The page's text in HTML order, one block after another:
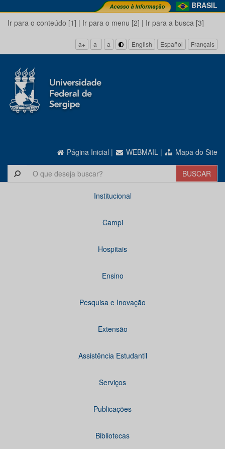
BRASIL
Ir para o conteúdo [1] | Ir para o menu [2] | Ir para a busca [3]
a+ a- a English Español Français
Página Inicial | WEBMAIL | Mapa do Site
Institucional
Campi
Hospitais
Ensino
Pesquisa e Inovação
Extensão
Assistência Estudantil
Serviços
Publicações
Bibliotecas